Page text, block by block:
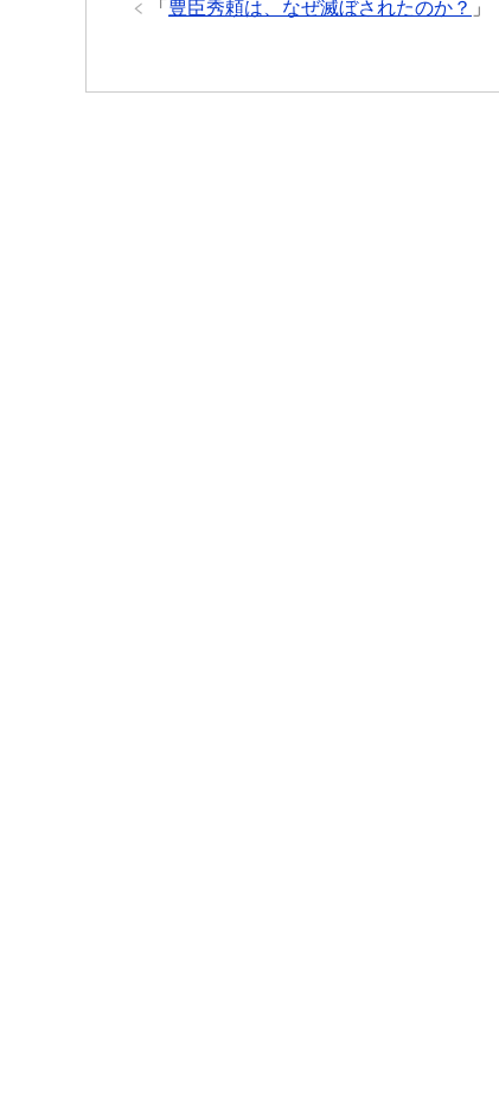
「 豊臣秀頼は、なぜ滅ぼされたのか？ 」